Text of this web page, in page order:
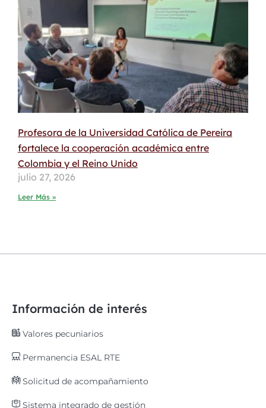
Profesora de la Universidad Católica de Pereira
fortalece la cooperación académica entre
Colombia y el Reino Unido
julio 27, 2026
Leer Más »
Información de interés
Valores pecuniarios
Permanencia ESAL RTE
Solicitud de acompañamiento
Sistema integrado de gestión